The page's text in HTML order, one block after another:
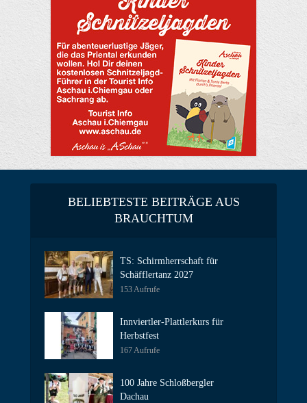
BELIEBTESTE BEITRÄGE AUS
BRAUCHTUM
TS: Schirmherrschaft für
Schäfflertanz 2027
153 Aufrufe
Innviertler-Plattlerkurs für
Herbstfest
167 Aufrufe
100 Jahre Schloßbergler
Dachau